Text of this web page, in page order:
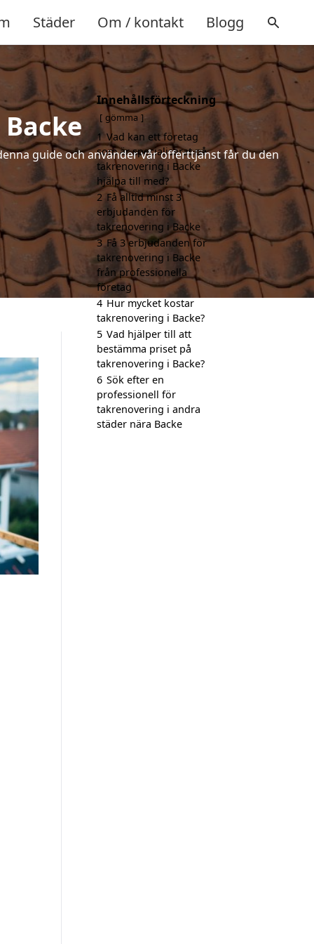
Städer Om / kontakt Blogg
guide och använder vår offerttjänst får du den
Innehållsförteckning
gömma
1 Vad kan ett företag
som är specialiserat på
takrenovering i Backe
hjälpa till med?
2 Få alltid minst 3
erbjudanden för
takrenovering i Backe
3 Få 3 erbjudanden för
takrenovering i Backe
från professionella
företag
4 Hur mycket kostar
takrenovering i Backe?
5 Vad hjälper till att
bestämma priset på
takrenovering i Backe?
6 Sök efter en
professionell för
takrenovering i andra
städer nära Backe